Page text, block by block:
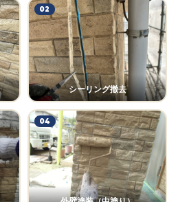
02
シーリング撤去
04